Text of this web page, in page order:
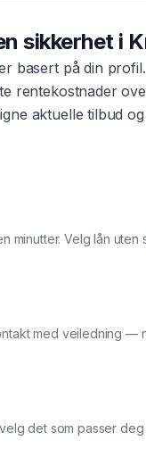
sikkerheti
basert på din
rentekostnader
aktuelle tilbud
minutter. Velg lån uten
med veiledning —
det som passer